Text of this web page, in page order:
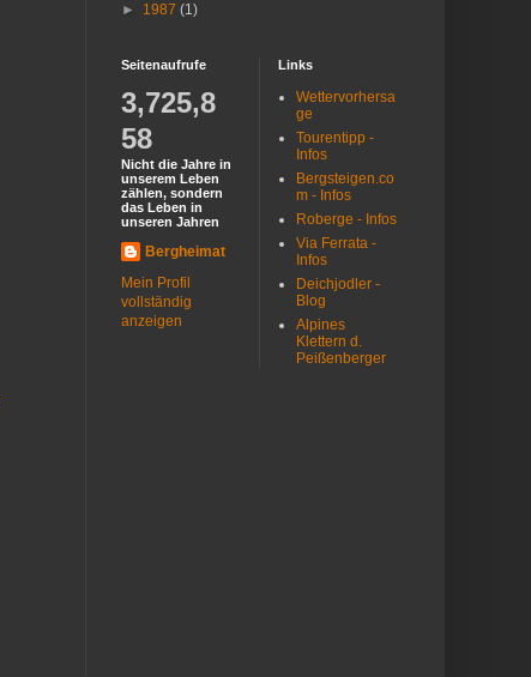
► 1987 (1)
Seitenaufrufe
3,725,8
58
Nicht die Jahre in
unserem Leben
zählen, sondern
das Leben in
unseren Jahren
Bergheimat
Mein Profil
vollständig
anzeigen
Links
Wettervorhersa
ge
Tourentipp -
Infos
Bergsteigen.co
m - Infos
Roberge - Infos
Via Ferrata -
Infos
Deichjodler -
Blog
Alpines
Klettern d.
Peißenberger